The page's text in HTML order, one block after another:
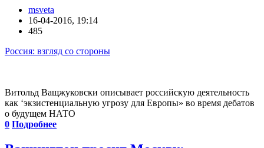
msveta
16-04-2016, 19:14
485
Россия: взгляд со стороны
Витольд Ващжуковски описывает российскую деятельность
как ‘экзистенциальную угрозу для Европы» во время дебатов
о будущем НАТО
0 Подробнее